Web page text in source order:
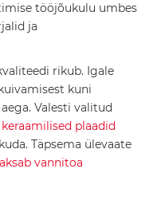
tööjõukulu umbes
ja
rikub. Igale
kuni
Valesti valitud
keraamilised plaadid
Täpsema ülevaate
vannitoa